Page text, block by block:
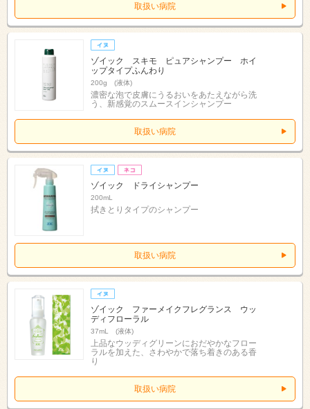
取扱い病院
ゾイック スキモ ピュアシャンプー ホイ
ップタイプふんわり
200g (液体)
濃密な泡で皮膚にうるおいをあたえながら洗
う、新感覚のスムースインシャンプー
取扱い病院
ゾイック ドライシャンプー
200mL
拭きとりタイプのシャンプー
取扱い病院
ゾイック ファーメイクフレグランス ウッ
ディフローラル
37mL (液体)
上品なウッディグリーンにおだやかなフロー
ラルを加えた、さわやかで落ち着きのある香
り
取扱い病院